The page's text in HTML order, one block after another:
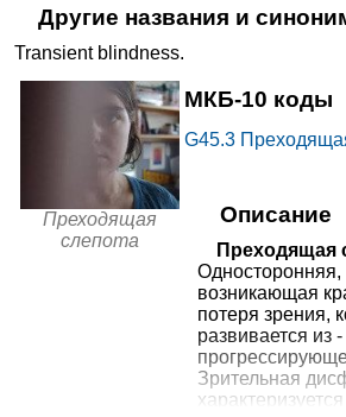
Москва, Ленинградский пр-т, д.
+7(495
МЕДСИ в Хорошевском
Москва, 3-й Хорошевский пр-д,
д. 1, стр. 2
МЕДСИ в
Благовещенском переулке
Москва, Благовещенский пер., д.
+7(495
МЕДСИ на Рублевском
Другие названия и
Transient blindness.
Преходящая
слепота
МКБ-10 коды
G45.3
Описание
Преходящая
Односторонняя,
возникающая
потеря зрения,
развивается из
Зрительная